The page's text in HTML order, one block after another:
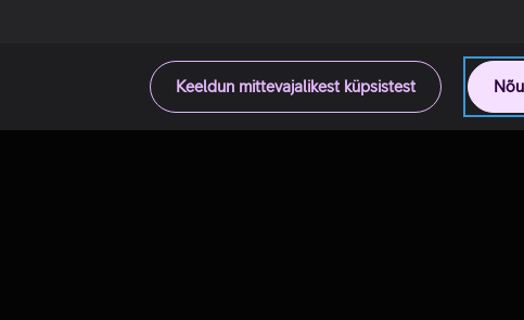
Keeldun mittevajalikest küpsistest